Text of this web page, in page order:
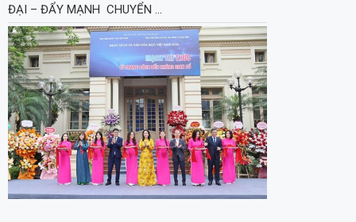
ĐẠI – ĐẨY MẠNH CHUYỂN …